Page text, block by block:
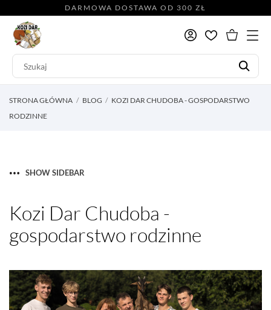
DARMOWA DOSTAWA OD 300 ZŁ
STRONA GŁÓWNA BLOG
KOZI DAR CHUDOBA - GOSPODARSTWO
RODZINNE
SHOW SIDEBAR
Kozi Dar Chudoba -
gospodarstwo rodzinne